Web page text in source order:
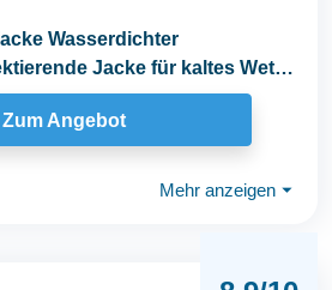
Wasserdichter
Jacke für kaltes Wetter
Zum Angebot
Mehr anzeigen ⏷